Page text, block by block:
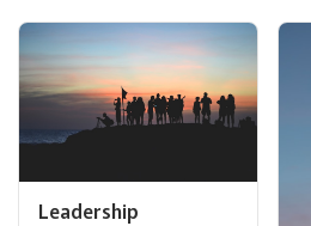
Leadership